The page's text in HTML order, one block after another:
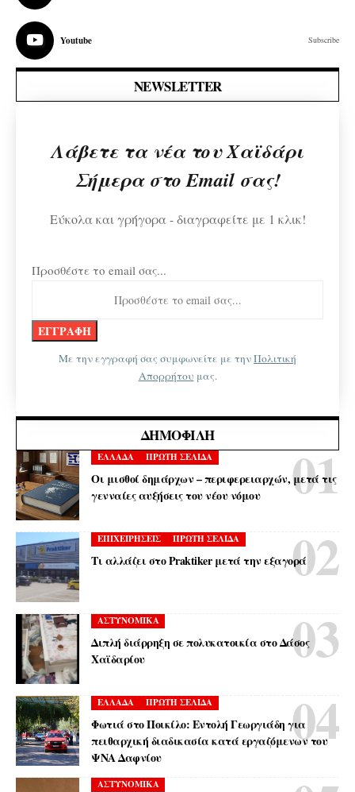
Youtube Subscribe
NEWSLETTER
Λάβετε τα νέα του Χαϊδάρι
Σήμερα στο Email σας!
Εύκολα και γρήγορα - διαγραφείτε με 1 κλικ!
Προσθέστε το email σας...
Με την εγγραφή σας συμφωνείτε με τηνΠολιτική
Απορρήτου μας.
ΔΗΜΟΦΙΛΉ
ΕΛΛΑΔΑ ΠΡΩΤΗ ΣΕΛΙΔΑ
Οι μισθοί δημάρχων – περιφερειαρχών, μετά τις
γενναίες αυξήσεις του νέου νόμου
ΕΠΙΧΕΙΡΗΣΕΙΣ ΠΡΩΤΗ ΣΕΛΙΔΑ
Τι αλλάζει στο Praktiker μετά την εξαγορά
ΑΣΤΥΝΟΜΙΚΑ
Διπλή διάρρηξη σε πολυκατοικία στο Δάσος
Χαϊδαρίου
ΕΛΛΑΔΑ ΠΡΩΤΗ ΣΕΛΙΔΑ
Φωτιά στο Ποικίλο: Εντολή Γεωργιάδη για
πειθαρχική διαδικασία κατά εργαζόμενων του
ΨΝΑ Δαφνίου
ΑΣΤΥΝΟΜΙΚΑ